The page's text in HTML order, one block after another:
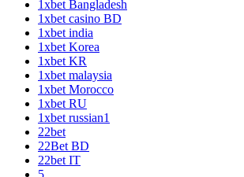
1xbet Bangladesh
1xbet casino BD
1xbet india
1xbet Korea
1xbet KR
1xbet malaysia
1xbet Morocco
1xbet RU
1xbet russian1
22bet
22Bet BD
22bet IT